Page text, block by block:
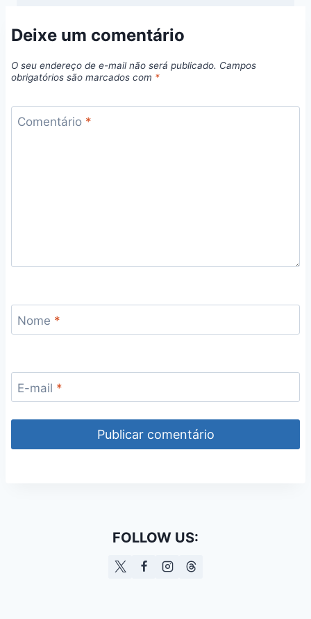
Deixe um comentário
O seu endereço de e-mail não será publicado. Campos
obrigatórios são marcados com *
Comentário *
Nome *
E-mail *
FOLLOW US: